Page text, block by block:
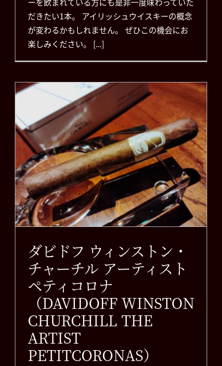
だきたい1本。 アイリッシュウイスキーの概念
が変わるかもしれません。 ぜひこの機会にお
楽しみください。 [...]
ダビドフ ウィンストン・
チャーチル アーティスト
ペティコロナ
（DAVIDOFF
WINSTON
CHURCHILL THE
ARTIST
PETITCORONAS）
ダビドフ ウィンストン・
チャーチル アーティスト
ペティコロナ
（DAVIDOFF WINSTON
CHURCHILL THE
ARTIST
PETITCORONAS）